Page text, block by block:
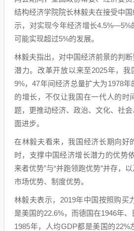
结构经济学院院长林毅夫在接受中
示，对实现今年经济增长4.5%—5%
可能实现超过5%的发展。
林毅夫指出，对中国经济前景的判
潜力。改革开放以来至2025年，我
9%，47年间经济总量扩大为1978
的增长，不仅让我国在一代人的时
题，更推动经济、政治、文化、社
面进步。
在林毅夫看来，我国经济长期向好
时，支撑中国经济增长潜力的优势
来者优势”与“并跑领跑优势”并存，
市场优势、制度优势。
林毅夫表示，2019年中国按照购买
是美国的22.6%，而德国在1946年
1985年，人均GDP都是美国的22%